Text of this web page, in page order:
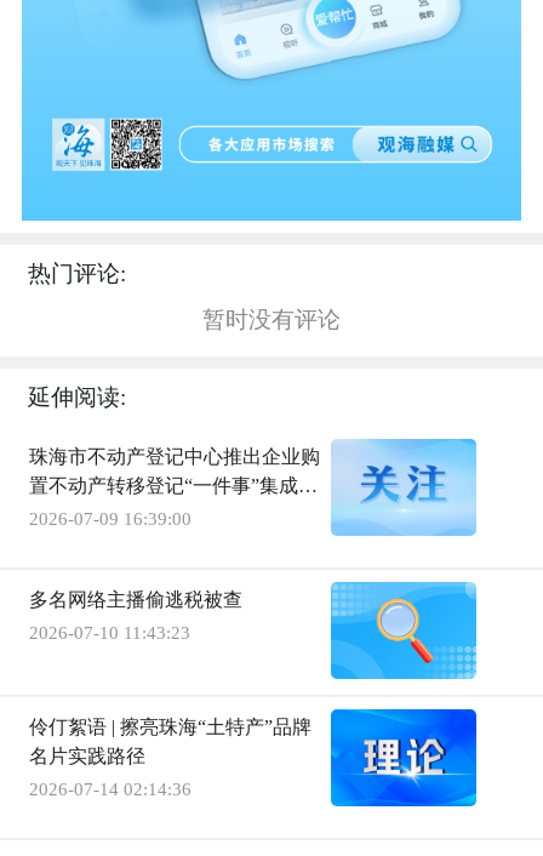
热门评论:
暂时没有评论
延伸阅读:
珠海市不动产登记中心推出企业购
置不动产转移登记“一件事”集成服
务
2026-07-09 16:39:00
多名网络主播偷逃税被查
2026-07-10 11:43:23
伶仃絮语 | 擦亮珠海“土特产”品牌
名片实践路径
2026-07-14 02:14:36